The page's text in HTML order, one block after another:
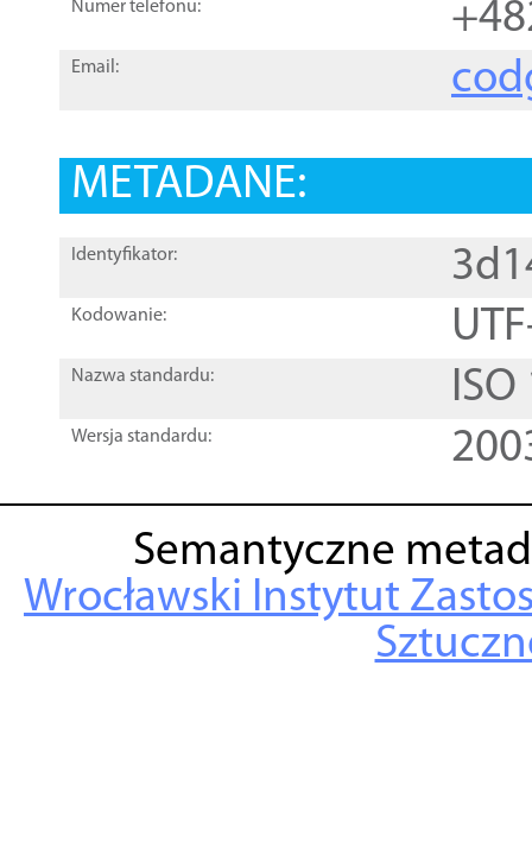
Numer telefonu:
Email:
METADANE:
Identyfikator:
Kodowanie:
Nazwa standardu:
Wersja standardu:
Semantyczne
Wrocławski Instytut